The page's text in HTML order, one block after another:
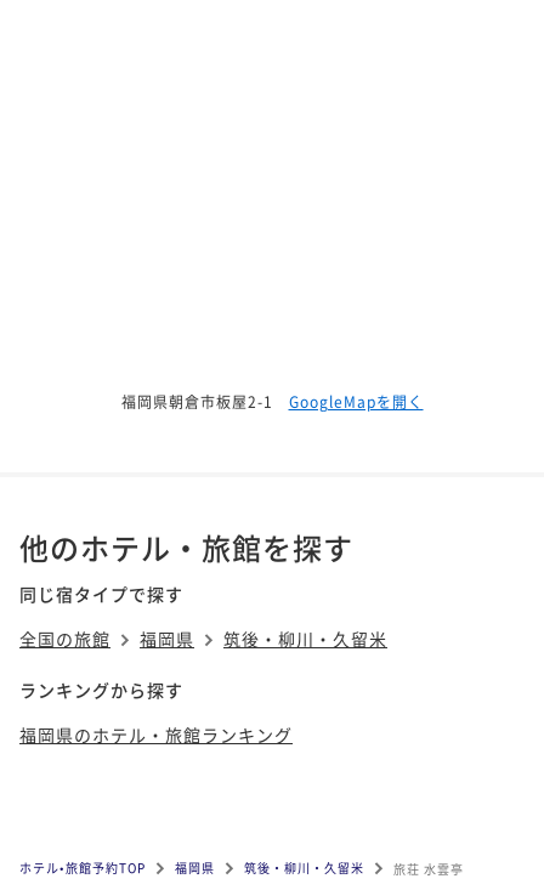
福岡県朝倉市板屋2-1 GoogleMapを開く
他のホテル・旅館を探す
同じ宿タイプで探す
全国の旅館
福岡県 筑後・柳川・久留米
ランキングから探す
福岡県のホテル・旅館ランキング
ホテル•旅館予約TOP 福岡県 筑後・柳川・久留米 旅荘 水雲亭